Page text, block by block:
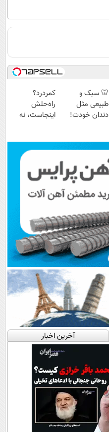
🦷 سبک و
طبیعی مثل
دندان خودت!
💳 📍 تهران
کمردرد؟
راه‌حلش
اینجاست، نه
آخرین اخبار